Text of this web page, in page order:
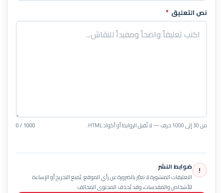
نص التعليق *
من 30 إلى 1000 حرف — لا تُقبل الروابط أو أكواد HTML. 0 / 1000
! ضوابط النشر
التعليقات المنشورة لا تعبّر بالضرورة عن رأي الموقع. يُمنع التجريح أو الإساءة
للأشخاص والمقدسات، وقد يُحذف المحتوى المخالف.